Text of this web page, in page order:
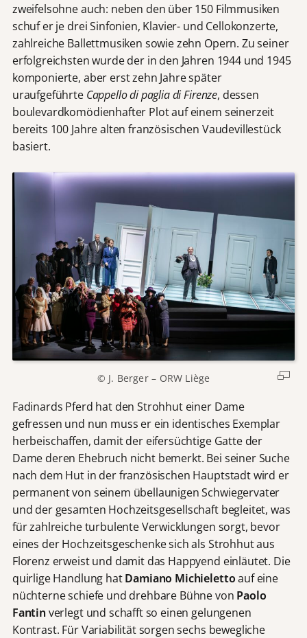
zweifelsohne auch: neben den über 150 Filmmusiken
schuf er je drei Sinfonien, Klavier- und Cellokonzerte,
zahlreiche Ballettmusiken sowie zehn Opern. Zu seiner
erfolgreichsten wurde der in den Jahren 1944 und 1945
komponierte, aber erst zehn Jahre später
uraufgeführte Cappello di paglia di Firenze, dessen
boulevardkomödienhafter Plot auf einem seinerzeit
bereits 100 Jahre alten französischen Vaudevillestück
basiert.
© J. Berger – ORW Liège
Fadinards Pferd hat den Strohhut einer Dame
gefressen und nun muss er ein identisches Exemplar
herbeischaffen, damit der eifersüchtige Gatte der
Dame deren Ehebruch nicht bemerkt. Bei seiner Suche
nach dem Hut in der französischen Hauptstadt wird er
permanent von seinem übellaunigen Schwiegervater
und der gesamten Hochzeitsgesellschaft begleitet, was
für zahlreiche turbulente Verwicklungen sorgt, bevor
eines der Hochzeitsgeschenke sich als Strohhut aus
Florenz erweist und damit das Happyend einläutet. Die
quirlige Handlung hatDamiano Michielettoauf eine
nüchterne schiefe und drehbare Bühne von Paolo
Fantinverlegt und schafft so einen gelungenen
Kontrast. Für Variabilität sorgen sechs bewegliche